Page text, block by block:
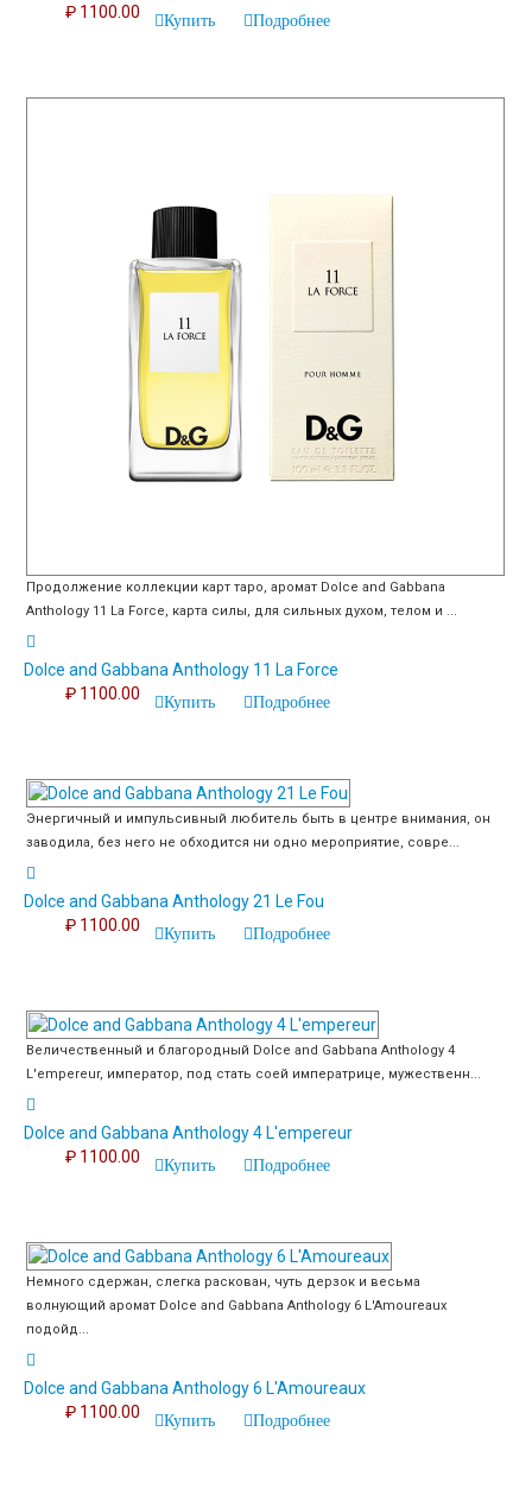
₽ 1100.00
Купить Подробнее
Продолжение коллекции карт таро, аромат Dolce and Gabbana
Anthology 11 La Force, карта силы, для сильных духом, телом и ...
Dolce and Gabbana Anthology 11 La Force
₽ 1100.00
Купить Подробнее
Энергичный и импульсивный любитель быть в центре внимания, он
заводила, без него не обходится ни одно мероприятие, совре...
Dolce and Gabbana Anthology 21 Le Fou
₽ 1100.00
Купить Подробнее
Величественный и благородный Dolce and Gabbana Anthology 4
L'empereur, император, под стать соей императрице, мужественн...
Dolce and Gabbana Anthology 4 L'empereur
₽ 1100.00
Купить Подробнее
Немного сдержан, слегка раскован, чуть дерзок и весьма
волнующий аромат Dolce and Gabbana Anthology 6 L'Amoureaux
подойд...
Dolce and Gabbana Anthology 6 L'Amoureaux
₽ 1100.00
Купить Подробнее